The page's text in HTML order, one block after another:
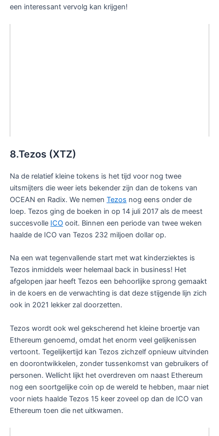
een interessant vervolg kan krijgen!
8.Tezos (XTZ)
Na de relatief kleine tokens is het tijd voor nog twee
uitsmijters die weer iets bekender zijn dan de tokens van
OCEAN en Radix. We nemen Tezos nog eens onder de
loep. Tezos ging de boeken in op 14 juli 2017 als de meest
succesvolle ICO ooit. Binnen een periode van twee weken
haalde de ICO van Tezos 232 miljoen dollar op.
Na een wat tegenvallende start met wat kinderziektes is
Tezos inmiddels weer helemaal back in business! Het
afgelopen jaar heeft Tezos een behoorlijke sprong gemaakt
in de koers en de verwachting is dat deze stijgende lijn zich
ook in 2021 lekker zal doorzetten.
Tezos wordt ook wel gekscherend het kleine broertje van
Ethereum genoemd, omdat het enorm veel gelijkenissen
vertoont. Tegelijkertijd kan Tezos zichzelf opnieuw uitvinden
en doorontwikkelen, zonder tussenkomst van gebruikers of
personen. Wellicht lijkt het overdreven om naast Ethereum
nog een soortgelijke coin op de wereld te hebben, maar niet
voor niets haalde Tezos 15 keer zoveel op dan de ICO van
Ethereum toen die net uitkwamen.